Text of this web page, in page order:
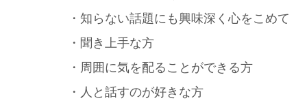
・知らない話題にも興味深く心をこめて
・聞き上手な方
・周囲に気を配ることができる方
・人と話すのが好きな方